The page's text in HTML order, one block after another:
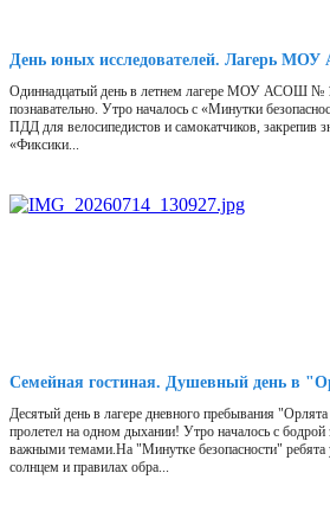
День юных исследователей. Лагерь
Одиннадцатый день в летнем лагере МОУ АСОШ №
познавательно. Утро началось с «Минутки
ПДД для велосипедистов и самокатчиков, закрепив
«Фиксики...
Семейная гостиная. Душевный день в
Десятый день в лагере дневного пребывания
пролетел на одном дыхании! Утро началось с
важными темами.На "Минутке безопасности" ребята
солнцем и правилах обра...